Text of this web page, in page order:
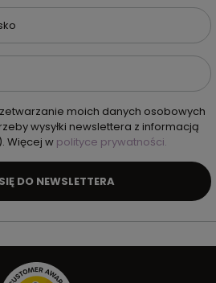
moich danych osobowych
wysyłki newslettera z informacją
Więcej w polityce prywatności.
DO NEWSLETTERA